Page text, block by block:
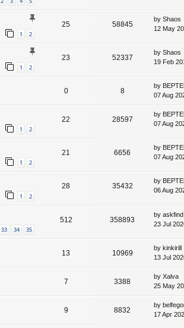
1 2
25 58845
by Shaos
12 May
1 2
23 52337
by Shaos
19 Feb
0 8
by
07 Aug
1 2
22 28597
by
07 Aug
1 2
21 6656
by
07 Aug
1 2
28 35432
by
06 Aug
33 34 35
512 358893
by askfind
23 Jul
13 10969
by kinkirill
13 Jul
7 3388
by Xalva
25 May
9 8832
by
17 Apr